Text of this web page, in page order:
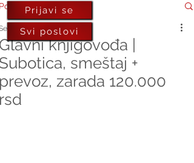
knjigovođa |
smeštaj +
zarada 120.000
6, 2022
Prijavi se
Svi poslovi